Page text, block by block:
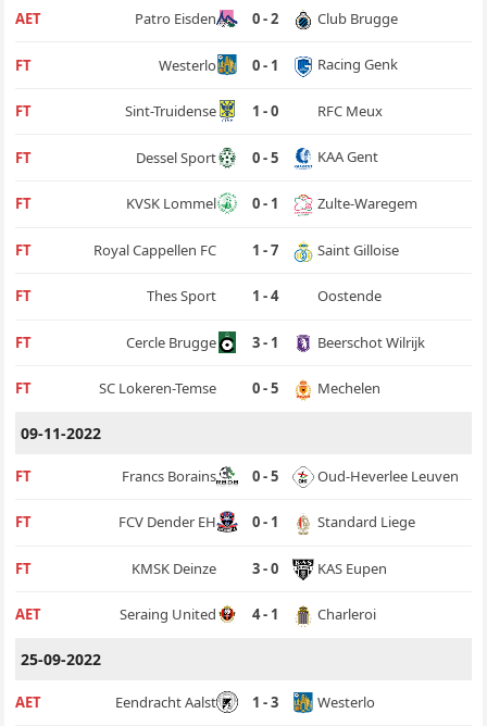
AET Patro Eisden 0 - 2 Club Brugge
FT Westerlo 0 - 1 Racing Genk
FT Sint-Truidense 1 - 0 RFC Meux
FT Dessel Sport 0 - 5 KAA Gent
FT KVSK Lommel 0 - 1 Zulte-Waregem
FT Royal Cappellen FC 1 - 7 Saint Gilloise
FT Thes Sport 1 - 4 Oostende
FT Cercle Brugge 3 - 1 Beerschot Wilrijk
FT SC Lokeren-Temse 0 - 5 Mechelen
09-11-2022
FT Francs Borains 0 - 5 Oud-Heverlee Leuven
FT FCV Dender EH 0 - 1 Standard Liege
FT KMSK Deinze 3 - 0 KAS Eupen
AET Seraing United 4 - 1 Charleroi
25-09-2022
AET Eendracht Aalst 1 - 3 Westerlo